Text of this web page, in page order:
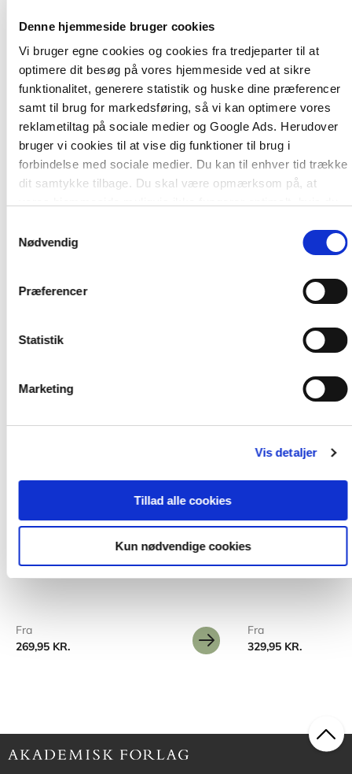
Denne hjemmeside bruger cookies
Vi bruger egne cookies og cookies fra tredjeparter til at
optimere dit besøg på vores hjemmeside ved at sikre
funktionalitet, generere statistik og huske dine præferencer
samt til brug for markedsføring, så vi kan optimere vores
reklametiltag på sociale medier og Google Ads. Herudover
bruger vi cookies til at vise dig funktioner til brug i
forbindelse med sociale medier. Du kan til enhver tid trække
dit samtykke tilbage. Du skal være opmærksom på, at
Nødvendig
Præferencer
Statistik
Marketing
Vis detaljer
Tillad alle cookies
Kun nødvendige cookies
indgår i studiet, og hvor man ønsker en bredere
forståelse af emnet. Men bogen kan læses af alle
med interesse for den store fortælling om vores
sanser.
2 formater
Litteratur og dannelse
Martin Blok Johansen
Fra
269,95 KR.
2 formater
Æstetik og
Martin Blok Johansen
Fra
329,95 KR.